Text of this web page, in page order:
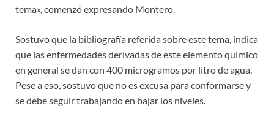
tema», comenzó expresando Montero.
Sostuvo que la bibliografía referida sobre este tema, indica
que las enfermedades derivadas de este elemento químico
en general se dan con 400 microgramos por litro de agua.
Pese a eso, sostuvo que no es excusa para conformarse y
se debe seguir trabajando en bajar los niveles.